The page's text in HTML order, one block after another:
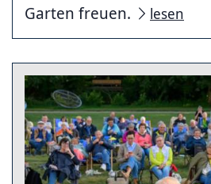
Garten freuen.
lesen